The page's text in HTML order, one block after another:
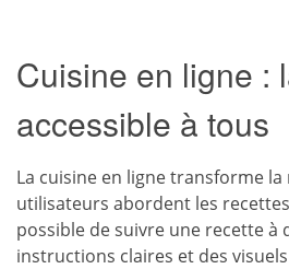
Cuisine en ligne :
accessible à tous
La cuisine en ligne transforme
utilisateurs abordent les
possible de suivre une recette à
instructions claires et des